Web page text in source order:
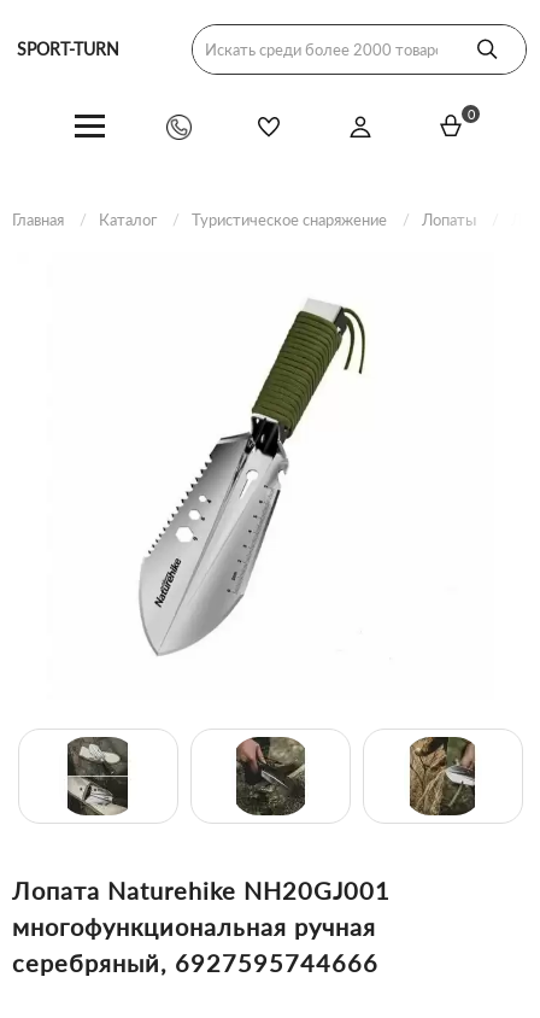
SPORT-TURN
0
Главная Каталог Туристическое снаряжение Лопаты
Лопата Naturehike NH20GJ001
многофункциональная ручная
серебряный, 6927595744666